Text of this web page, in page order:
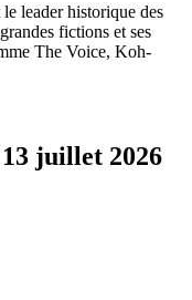
leader historique des
fictions et ses
The Voice, Koh-
juillet 2026